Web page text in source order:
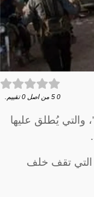
0
5 من اصل 0 تقييم.
والتي يُطلق عليها
التي تقف خلف